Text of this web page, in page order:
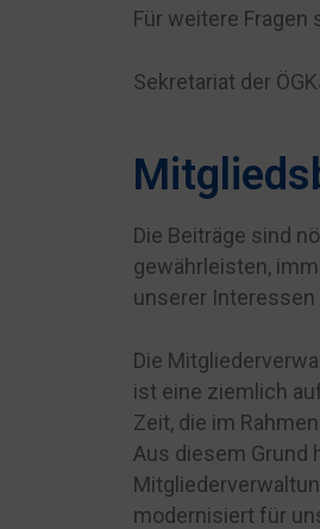
Für weitere
Sekretariat der
Die Beiträge sind
gewährleisten,
unserer Interessen
Die
ist eine ziemlich
Zeit, die im
Aus diesem Grund
modernisiert für